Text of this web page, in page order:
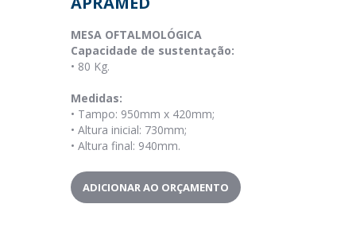
MESA OFTALMOLÓGICA
Capacidade de sustentação:
• 80 Kg.
Medidas:
• Tampo: 950mm x 420mm;
• Altura inicial: 730mm;
• Altura final: 940mm.
ADICIONAR AO ORÇAMENTO